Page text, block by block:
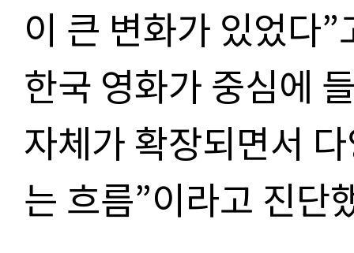
이 큰 변화가 있었다”
한국 영화가 중심에
자체가 확장되면서
는 흐름”이라고 진단